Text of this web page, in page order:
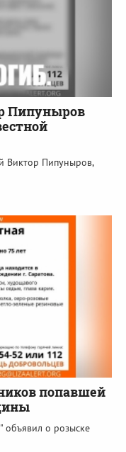
Пипуныров
Виктор Пипуныров,
попавшей
объявил о розыске